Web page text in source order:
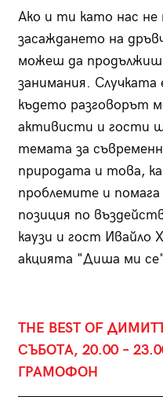
Ако и ти като нас
засаждането на
можеш да
занимания.
където разговорът
активисти и гости
темата за
природата и това,
проблемите и
позиция по
каузи и гост Ивайло
акцията "Диша ми
THE BEST OF
СЪБОТА, 20.00 –
ГРАМОФОН